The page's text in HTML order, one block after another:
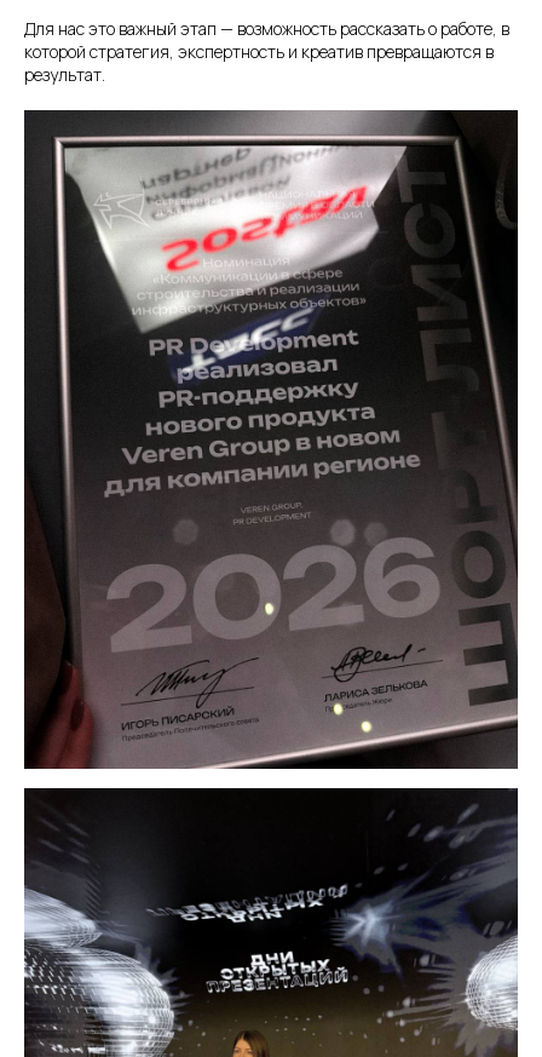
Для нас это важный этап — возможность рассказать о работе, в
которой стратегия, экспертность и креатив превращаются в
результат.